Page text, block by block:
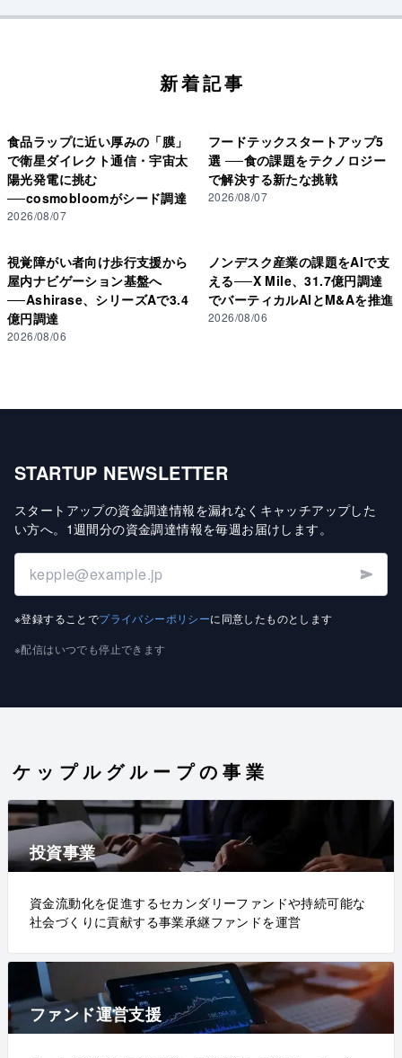
新着記事
食品ラップに近い厚みの「膜」
で衛星ダイレクト通信・宇宙太
陽光発電に挑む
──cosmobloomがシード調達
2026/08/07
フードテックスタートアップ5
選 ──食の課題をテクノロジー
で解決する新たな挑戦
2026/08/07
視覚障がい者向け歩行支援から
屋内ナビゲーション基盤へ
──Ashirase、シリーズAで3.4
億円調達
2026/08/06
ノンデスク産業の課題をAIで支
える──X Mile、31.7億円調達
でバーティカルAIとM&Aを推進
2026/08/06
STARTUP NEWSLETTER
スタートアップの資金調達情報を漏れなくキャッチアップした
い方へ。 1週間分の資金調達情報を毎週お届けします。
※登録することでプライバシーポリシーに同意したものとします
※配信はいつでも停止できます
ケップルグループの事業
投資事業
資金流動化を促進するセカンダリーファンドや持続可能な
社会づくりに貢献する事業承継ファンドを運営
ファンド運営支援